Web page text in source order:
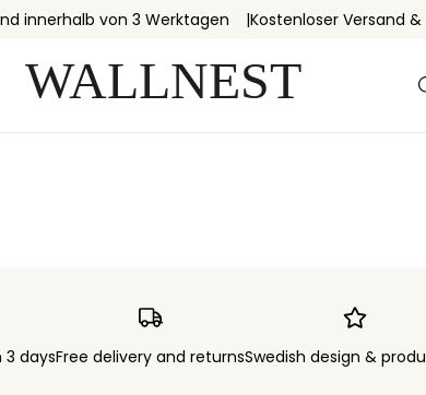
innerhalb von 3 Werktagen Kostenloser Versand
3 daysFree delivery and returnsSwedish design &